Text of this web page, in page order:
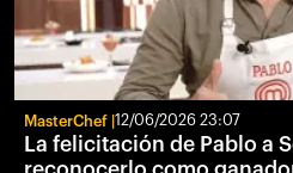
MasterChef 12/06/2026 23:07
La felicitación de Pablo a